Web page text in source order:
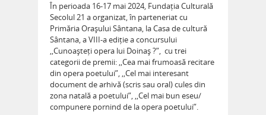
În perioada 16-17 mai 2024, Fundația Culturală
Secolul 21 a organizat, în parteneriat cu
Primăria Orașului Sântana, la Casa de cultură
Sântana, a VIII-a ediție a concursului
,,Cunoașteți opera lui Doinaș ?”, cu trei
categorii de premii: ,,Cea mai frumoasă recitare
din opera poetului”, ,,Cel mai interesant
document de arhivă (scris sau oral) cules din
zona natală a poetului”, ,,Cel mai bun eseu/
compunere pornind de la opera poetului”.